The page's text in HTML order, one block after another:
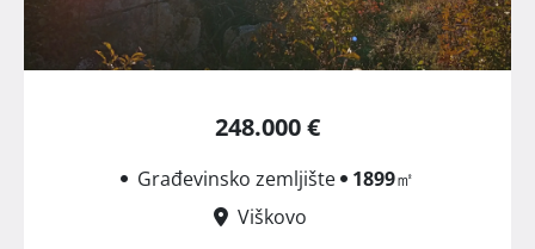
248.000 €
Građevinsko zemljište 1899㎡
Viškovo